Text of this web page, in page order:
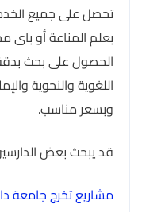
تحصل على جميع
بعلم المناعة أو
الحصول على بحث
اللغوية والنحوية
وبسعر مناسب.
قد يبحث بعض
مشاريع تخرج جامعة